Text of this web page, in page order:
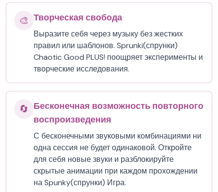
🎨 Творческая свобода
Выразите себя через музыку без жестких
правил или шаблонов. Sprunki(спрунки)
Chaotic Good PLUS! поощряет эксперименты и
творческие исследования.
🔄 Бесконечная возможность повторного
воспроизведения
С бесконечными звуковыми комбинациями ни
одна сессия не будет одинаковой. Откройте
для себя новые звуки и разблокируйте
скрытые анимации при каждом прохождении
на Spunky(спрунки) Игра.